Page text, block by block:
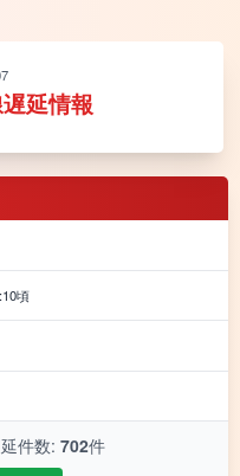
延情報
頃
件数: 702件